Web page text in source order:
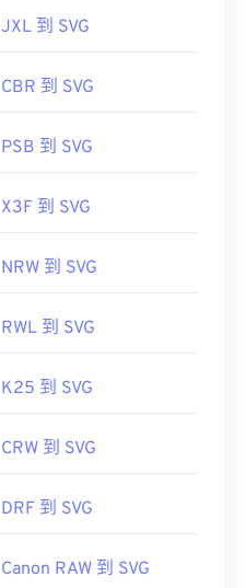
JXL 到 SVG
CBR 到 SVG
PSB 到 SVG
X3F 到 SVG
NRW 到 SVG
RWL 到 SVG
K25 到 SVG
CRW 到 SVG
DRF 到 SVG
Canon RAW 到 SVG